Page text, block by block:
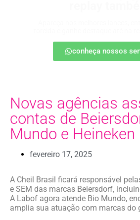
conheça nossos
Novas agências
contas de
Mundo e Heineken
fevereiro 17, 2025
A Cheil Brasil ficará responsável
e SEM das marcas Beiersdorf,
A Labof agora atende Bio Mundo,
amplia sua atuação com marcas do